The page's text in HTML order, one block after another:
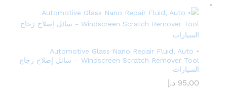
• Automotive Glass Nano Repair Fluid, Auto
Windscreen Scratch Remover Tool – سائل إصلاح زجاج
السيارات
95,00 د.إ